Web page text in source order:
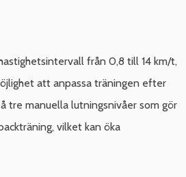
från 0,8 till 14 km/t,
att anpassa träningen efter
tre manuella lutningsnivåer som gör
vilket kan öka